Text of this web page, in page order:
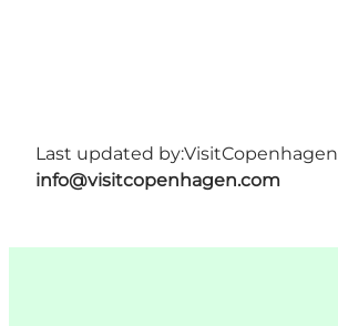
Last updated by:VisitCopenhagen
info@visitcopenhagen.com